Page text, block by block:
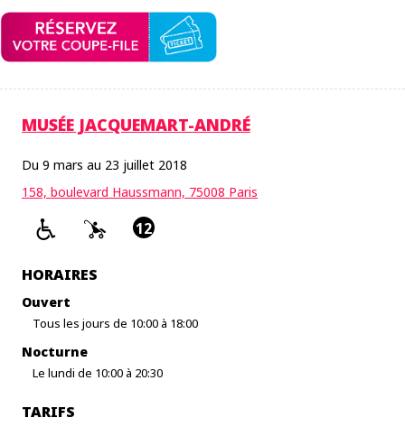
MUSÉE JACQUEMART-ANDRÉ
Du 9 mars au 23 juillet 2018
158, boulevard Haussmann, 75008 Paris
12
HORAIRES
Ouvert
Tous les jours de 10:00 à 18:00
Nocturne
Le lundi de 10:00 à 20:30
TARIFS